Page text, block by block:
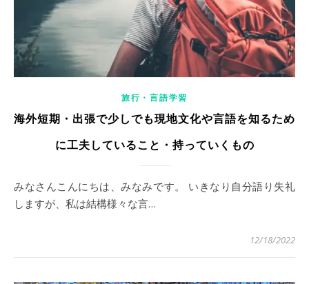
旅行・言語学習
海外短期・出張で少しでも現地文化や言語を知るため
に工夫していること・持っていくもの
みなさんこんにちは、みなみです。 いきなり自分語り失礼
しますが、私は結構様々な言…
12/18/2022